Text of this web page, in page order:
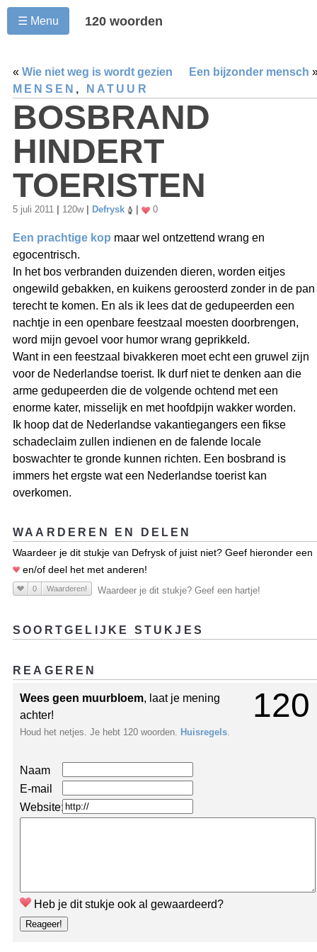
☰ Menu 120 woorden
« Wie niet weg is wordt gezien Een bijzonder mensch
MENSEN , NATUUR
BOSBRAND
HINDERT
TOERISTEN
5 juli 2011 120w Defrysk 0
Een prachtige kop maar wel ontzettend wrang en
egocentrisch.
In het bos verbranden duizenden dieren, worden eitjes
ongewild gebakken, en kuikens geroosterd zonder in de pan
terecht te komen. En als ik lees dat de gedupeerden een
nachtje in een openbare feestzaal moesten doorbrengen,
word mijn gevoel voor humor wrang geprikkeld.
Want in een feestzaal bivakkeren moet echt een gruwel zijn
voor de Nederlandse toerist. Ik durf niet te denken aan die
arme gedupeerden die de volgende ochtend met een
enorme kater, misselijk en met hoofdpijn wakker worden.
Ik hoop dat de Nederlandse vakantiegangers een fikse
schadeclaim zullen indienen en de falende locale
boswachter te gronde kunnen richten. Een bosbrand is
immers het ergste wat een Nederlandse toerist kan
overkomen.
WAARDEREN EN DELEN
Waardeer je dit stukje van Defrysk of juist niet? Geef hieronder een
en/of deel het met anderen!
0 Waarderen! Waardeer je dit stukje? Geef een hartje!
SOORTGELIJKE STUKJES
REAGEREN
120
Wees geen muurbloem, laat je mening
achter!
Houd het netjes. Je hebt 120 woorden. Huisregels
Naam
E-mail
Website:
Heb je dit stukje ook al gewaardeerd?